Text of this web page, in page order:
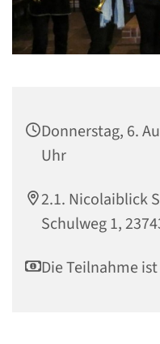
Donnerstag, 6.
Uhr
2.1. Nicolaiblick
Schulweg 1,
Die Teilnahme